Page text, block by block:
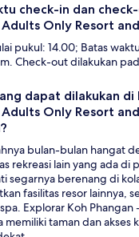
check-in dan
Only Resort
pukul: 14.00; Batas
Check-out dilakukan
dapat dilakukan di
Only Resort
bulan-bulan hangat
rekreasi lain yang ada
segarnya berenang di
fasilitas resor lainnya,
Explorar Koh
memiliki taman dan akses